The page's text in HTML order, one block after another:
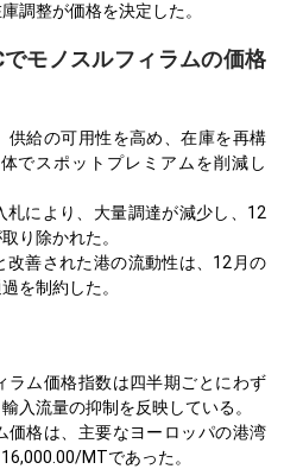
調整が価格を決定した。
モノスルフィラムの価格
供給の可用性を高め、在庫を再構
でスポットプレミアムを削減し
により、大量調達が減少し、12
り除かれた。
善された港の流動性は、12月の
を制約した。
ラム価格指数は四半期ごとにわず
入流量の抑制を反映している。
価格は、主要なヨーロッパの港湾
MTであった。